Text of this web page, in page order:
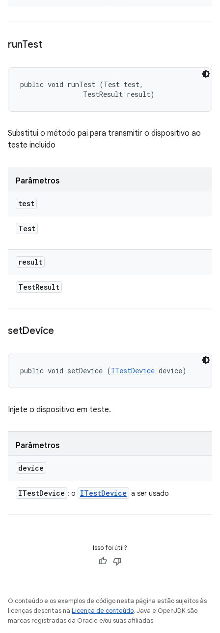
runTest
public void runTest (Test test,
                TestResult result)
Substitui o método pai para transmitir o dispositivo ao
teste incluído
Parâmetros
test
Test
result
TestResult
setDevice
public void setDevice (ITestDevice device)
Injete o dispositivo em teste.
Parâmetros
device
ITestDevice : o ITestDevice a ser usado
Isso foi útil?
O conteúdo e os exemplos de código nesta página estão sujeitos às
licenças descritas na Licença de conteúdo. Java e OpenJDK são
marcas registradas da Oracle e/ou suas afiliadas.